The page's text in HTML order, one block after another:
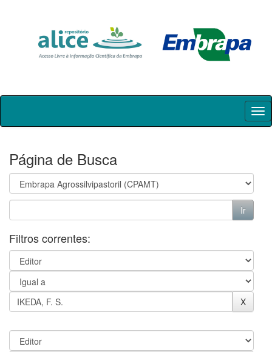
Skip
Página de Busca
Filtros correntes: